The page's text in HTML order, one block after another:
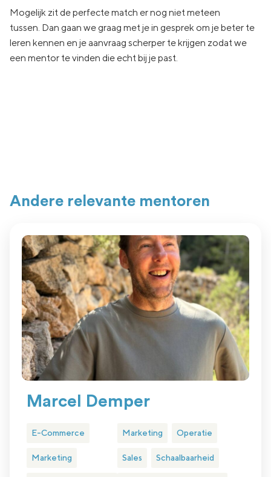
Mogelijk zit deperfecte match er nog niet meteen
tussen. Dan gaan we graag met je in gesprek om je beter te
leren kennen en je aanvraag scherper te krijgen zodat we
een mentor te vinden die echt bij je past.
Andere relevante mentoren
Marcel Demper
E-Commerce
Marketing
Marketing Operatie
Sales Schaalbaarheid